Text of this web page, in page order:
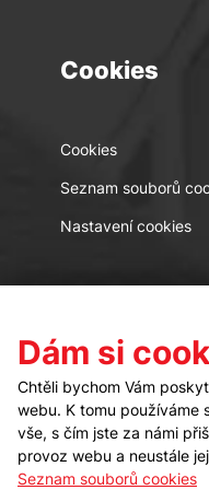
Cookies
Cookies
Seznam souborů
Nastavení cookies
Kontakt
Dám si
Chtěli bychom Vám
webu. K tomu používáme
vše, s čím jste za námi
provoz webu a neustále
Seznam souborů cookies